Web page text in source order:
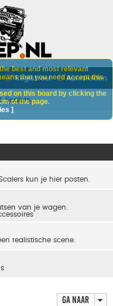
Aanmelden
Registreer
Scalers
kun je hier posten.
van je wagen.
realistische scene.
Ga naar
best and most relevant
that you need accept this
on this board by clicking the
of the page.
]